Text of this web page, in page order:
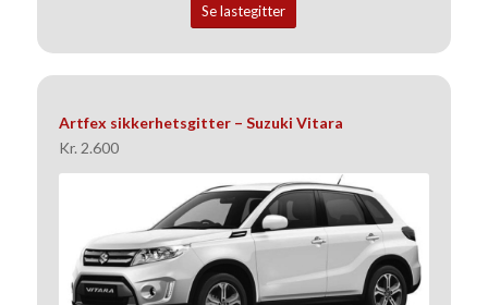
Se lastegitter
Artfex sikkerhetsgitter – Suzuki Vitara
Kr. 2.600